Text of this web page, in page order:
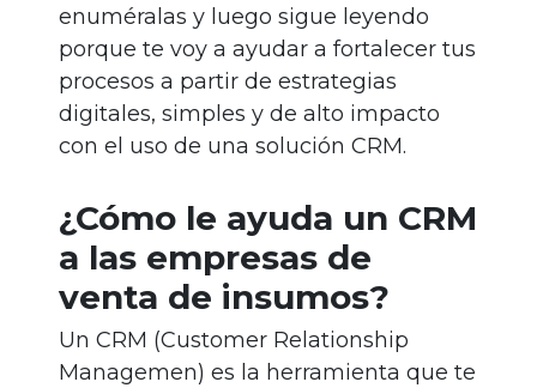
enuméralas y luego sigue leyendo
porque te voy a ayudar a fortalecer tus
procesos a partir de estrategias
digitales, simples y de alto impacto
con el uso de una solución CRM.
¿Cómo le ayuda un CRM
a las empresas de
venta de insumos?
Un CRM (​Customer Relationship
Managemen) es la herramienta que te